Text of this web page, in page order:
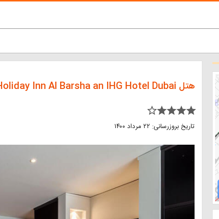
هتل Holiday Inn Al Barsha an IHG Hotel Dubai
star_border star star star star
تاریخ بروزرسانی: ۲۲ مرداد ۱۴۰۰